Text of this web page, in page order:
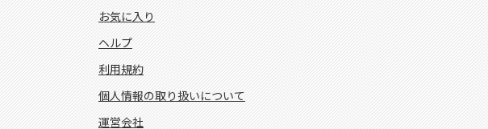
お気に入り
ヘルプ
利用規約
個人情報の取り扱いについて
運営会社